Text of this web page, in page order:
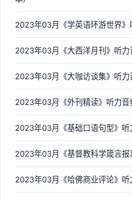
2023年03月《学英语环游世界
2023年03月《大西洋月刊》听
2023年03月《大咖访谈集》听
2023年03月《外刊精读》听力
2023年03月《基础口语句型》
2023年03月《基督教科学箴言
2023年03月《哈佛商业评论》